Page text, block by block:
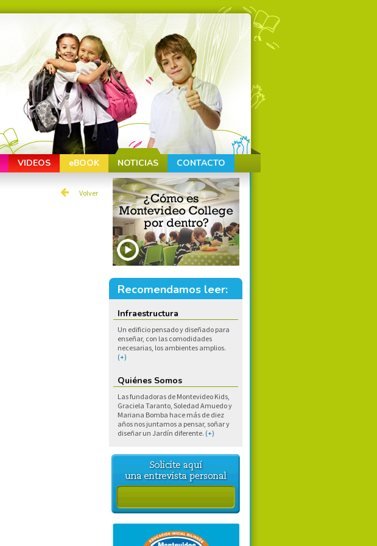
VIDEOS eBOOK NOTICIAS CONTACTO
Volver
Recomendamos leer:
Infraestructura
Un edificio pensado y diseñado para
enseñar, con las comodidades
necesarias, los ambientes amplios.
(+)
Quiénes Somos
Las fundadoras de Montevideo Kids,
Graciela Taranto, Soledad Amuedo y
Mariana Bomba hace más de diez
años nos juntamos a pensar, soñar y
diseñar un Jardín diferente. (+)